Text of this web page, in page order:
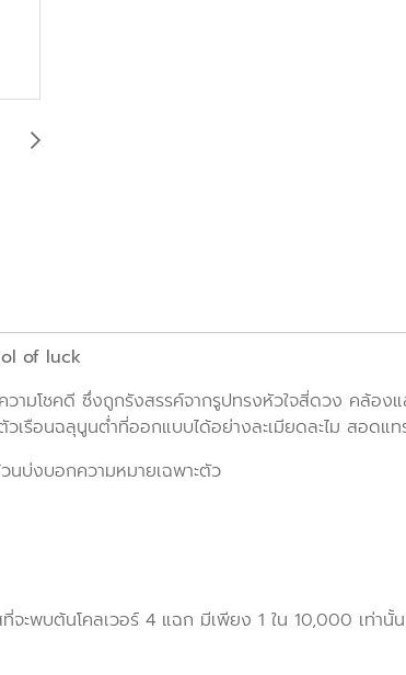
of luck
โชคดี ซึ่งถูกรังสรรค์จากรูปทรงหัวใจสี่ดวง คล้องแ
เรือนฉลุนูนต่ำที่ออกแบบได้อย่างละเมียดละไม สอด
บ่งบอกความหมายเฉพาะตัว
จะพบต้นโคลเวอร์ 4 แฉก มีเพียง 1 ใน 10,000 เท่านั้